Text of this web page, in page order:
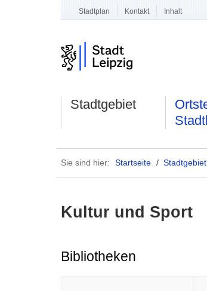
Stadtplan Kontakt Inhalt
Stadtgebiet
Sie sind hier: Startseite / Stadtgebiet
Kultur und Sport
Bibliotheken